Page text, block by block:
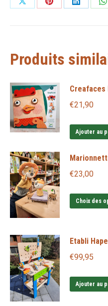
PartagerPartagerPartager
Produits
Creafaces
€21,90
Ajouter au
€23,00
Choix des
Etabli Hape
€99,95
Ajouter au